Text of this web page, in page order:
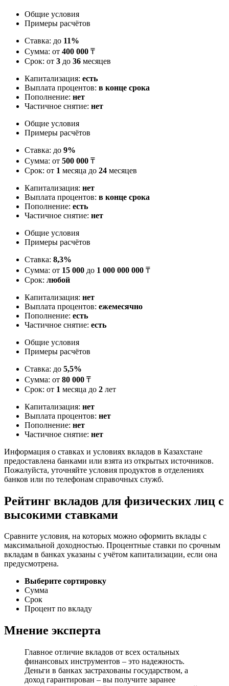
Общие условия
Примеры расчётов
Ставка: до 11%
Сумма: от 400 000 ₸
Срок: от 3 до 36 месяцев
Капитализация: есть
Выплата процентов: в конце срока
Пополнение: нет
Частичное снятие: нет
Общие условия
Примеры расчётов
Ставка: до 9%
Сумма: от 500 000 ₸
Срок: от 1 месяца до 24 месяцев
Капитализация: нет
Выплата процентов: в конце срока
Пополнение: есть
Частичное снятие: нет
Общие условия
Примеры расчётов
Ставка: 8,3%
Сумма: от 15 000 до 1 000 000 000 ₸
Срок: любой
Капитализация: нет
Выплата процентов: ежемесячно
Пополнение: есть
Частичное снятие: есть
Общие условия
Примеры расчётов
Ставка: до 5,5%
Сумма: от 80 000 ₸
Срок: от 1 месяца до 2 лет
Капитализация: нет
Выплата процентов: нет
Пополнение: нет
Частичное снятие: нет
Информация о ставках и условиях вкладов в Казахстане
предоставлена банками или взята из открытых источников.
Пожалуйста, уточняйте условия продуктов в отделениях
банков или по телефонам справочных служб.
Рейтинг вкладов для физических лиц с
высокими ставками
Сравните условия, на которых можно оформить вклады с
максимальной доходностью. Процентные ставки по срочным
вкладам в банках указаны с учётом капитализации, если она
предусмотрена.
Выберите сортировку
Сумма
Срок
Процент по вкладу
Мнение эксперта
Главное отличие вкладов от всех остальных
финансовых инструментов – это надежность.
Деньги в банках застрахованы государством, а
доход гарантирован – вы получите заранее